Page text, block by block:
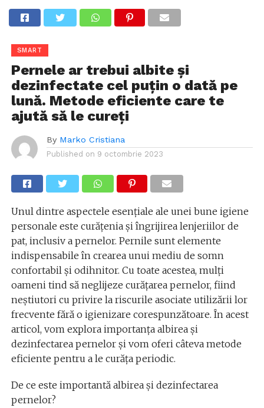
SMART
Pernele ar trebui albite și
dezinfectate cel puțin o dată pe
lună. Metode eficiente care te
ajută să le cureți
By Marko Cristiana
Published on 9 octombrie 2023
Unul dintre aspectele esențiale ale unei bune igiene
personale este curățenia și îngrijirea lenjeriilor de
pat, inclusiv a pernelor. Pernile sunt elemente
indispensabile în crearea unui mediu de somn
confortabil și odihnitor. Cu toate acestea, mulți
oameni tind să neglijeze curățarea pernelor, fiind
neștiutori cu privire la riscurile asociate utilizării lor
frecvente fără o igienizare corespunzătoare. În acest
articol, vom explora importanța albirea și
dezinfectarea pernelor și vom oferi câteva metode
eficiente pentru a le curăța periodic.
De ce este importantă albirea și dezinfectarea
pernelor?